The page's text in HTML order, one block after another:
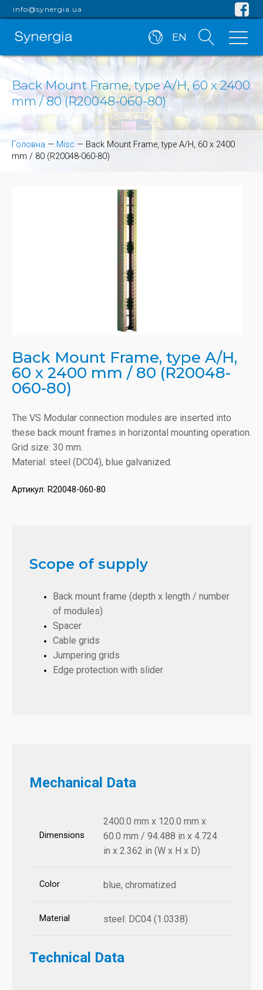
info@synergia.ua
EN
Back Mount Frame, type A/H, 60 x 2400
mm / 80 (R20048-060-80)
Головна — Misc — Back Mount Frame, type A/H, 60 x 2400
mm / 80 (R20048-060-80)
Back Mount Frame, type A/H,
60 x 2400 mm / 80 (R20048-
060-80)
The VS Modular connection modules are inserted into
these back mount frames in horizontal mounting operation.
Grid size: 30 mm.
Material: steel (DC04), blue galvanized.
Артикул: R20048-060-80
Scope of supply
Back mount frame (depth x length / number
of modules)
Spacer
Cable grids
Jumpering grids
Edge protection with slider
Mechanical Data
Dimensions
2400.0 mm x 120.0 mm x
60.0 mm / 94.488 in x 4.724
in x 2.362 in (W x H x D)
Color blue, chromatized
Material steel: DC04 (1.0338)
Technical Data